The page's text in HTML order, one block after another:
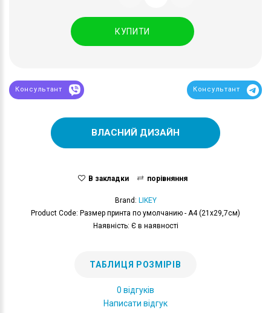
КУПИТИ
Консультант Консультант
ВЛАСНИЙ ДИЗАЙН
В закладки порівняння
Brand: LIKEY
Product Code: Размер принта по умолчанию - А4 (21x29,7см)
Наявність: Є в наявності
ТАБЛИЦЯ РОЗМІРІВ
0 відгуків
Написати відгук